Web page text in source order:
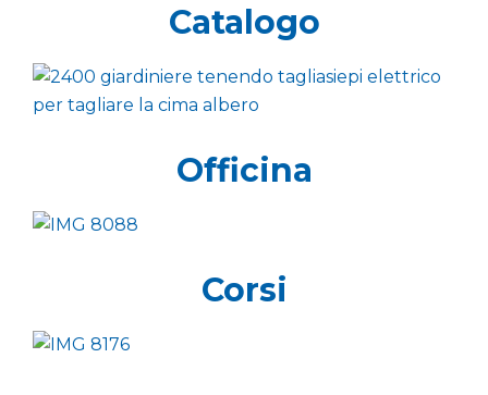
Catalogo
Officina
Corsi